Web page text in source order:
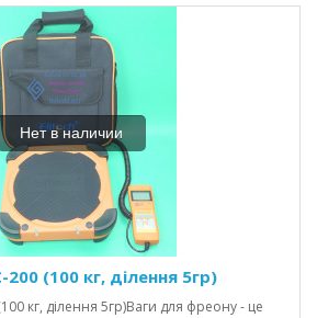
Нет в наличии
200 (100 кг, ділення 5гр)
кг, ділення 5гр)Ваги для фреону - це